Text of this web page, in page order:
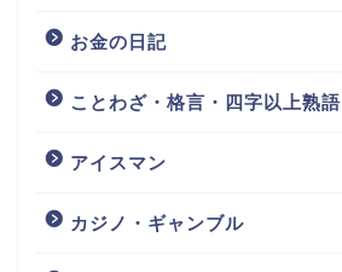
お金の日記
ことわざ・格言・四字以上熟語
アイスマン
カジノ・ギャンブル